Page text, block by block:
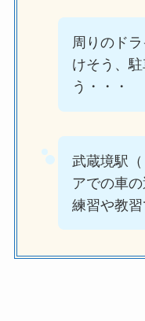
周りのド
けそう、
う・・・
武蔵境駅
アでの車
練習や教習